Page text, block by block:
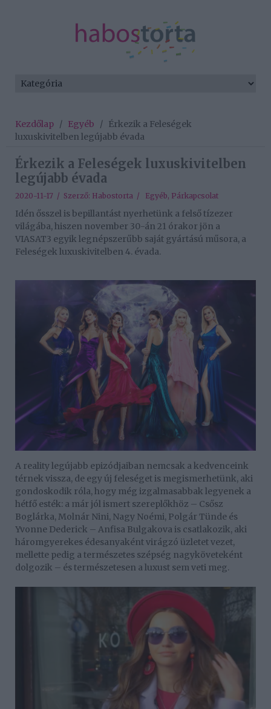
Kezdőlap / Egyéb / Érkezik a Feleségek
luxuskivitelben legújabb évada
Érkezik a Feleségek luxuskivitelben
legújabb évada
2020-11-17 / Szerző: Habostorta / Egyéb, Párkapcsolat
Idén ősszel is bepillantást nyerhetünk a felső tízezer
világába, hiszen november 30-án 21 órakor jön a
VIASAT3 egyik legnépszerűbb saját gyártású műsora, a
Feleségek luxuskivitelben 4. évada.
A reality legújabb epizódjaiban nemcsak a kedvenceink
térnek vissza, de egy új feleséget is megismerhetünk, aki
gondoskodik róla, hogy még izgalmasabbak legyenek a
hétfő esték: a már jól ismert szereplőkhöz – Csősz
Boglárka, Molnár Nini, Nagy Noémi, Polgár Tünde és
Yvonne Dederick – Anfisa Bulgakova is csatlakozik, aki
háromgyerekes édesanyaként virágzó üzletet vezet,
mellette pedig a természetes szépség nagyköveteként
dolgozik – és természetesen a luxust sem veti meg.